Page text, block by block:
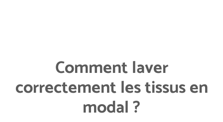
Comment laver
correctement les tissus en
modal ?